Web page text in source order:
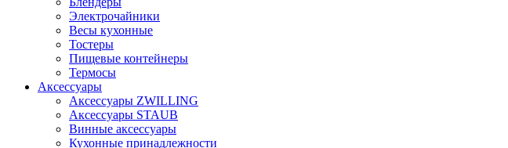
Электрочайники
Весы кухонные
Тостеры
Пищевые контейнеры
Термосы
Аксессуары
Аксессуары ZWILLING
Аксессуары STAUB
Винные аксессуары
Кухонные принадлежности